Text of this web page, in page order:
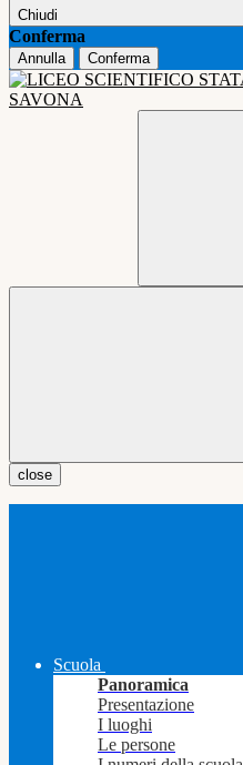
Chiudi
Conferma
Annulla Conferma
close
Scuola
Panoramica
Presentazione
I luoghi
Le persone